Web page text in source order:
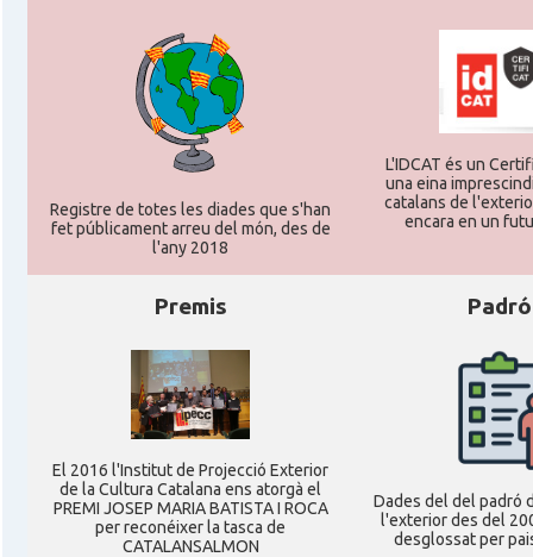
Registre de totes les diades que s'han
fet públicament arreu del món, des de
l'any 2018
L'IDCAT és un
una eina
catalans de
encara en un
Premis
El 2016 l'Institut de Projecció Exterior
de la Cultura Catalana ens atorgà el
PREMI JOSEP MARIA BATISTA I ROCA
per reconéixer la tasca de
CATALANSALMON
Padró
Dades del del padró
l'exterior des del
desglossat per